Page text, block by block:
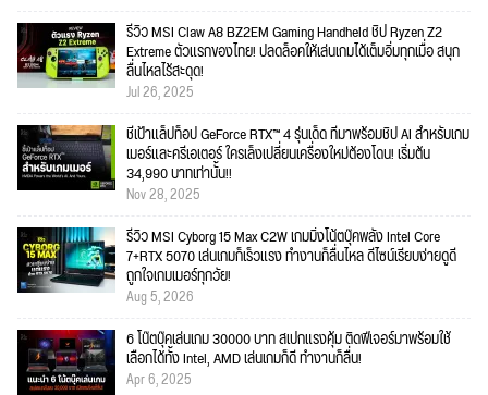
รีวิว MSI Claw A8 BZ2EM Gaming Handheld ชิป Ryzen Z2
Extreme ตัวแรกของไทย! ปลดล็อคให้เล่นเกมได้เต็มอิ่มทุกเมื่อ สนุก
ลื่นไหลไร้สะดุด!
Jul 26, 2025
ชี้เป้าแล็ปท็อป GeForce RTX™ 4 รุ่นเด็ด ที่มาพร้อมชิป AI สำหรับเกม
เมอร์และครีเอเตอร์ ใครเล็งเปลี่ยนเครื่องใหม่ต้องโดน! เริ่มต้น
34,990 บาทเท่านั้น!!
Nov 28, 2025
รีวิว MSI Cyborg 15 Max C2W เกมมิ่งโน้ตบุ๊คพลัง Intel Core
7+RTX 5070 เล่นเกมก็เร็วแรง ทำงานก็ลื่นไหล ดีไซน์เรียบง่ายดูดี
ถูกใจเกมเมอร์ทุกวัย!
Aug 5, 2026
6 โน๊ตบุ๊คเล่นเกม 30000 บาท สเปกแรงคุ้ม ติดฟีเจอร์มาพร้อมใช้
เลือกได้ทั้ง Intel, AMD เล่นเกมก็ดี ทำงานก็ลื่น!
Apr 6, 2025